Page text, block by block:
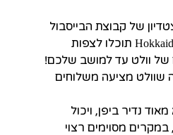
Hokkaido Nippon-Ham Fighters תוכלו לצפות
של וולט עד למושב שלכם!
שוולט מציעה משלוחים
נדיר ביפן, ויכול
מסוימים רצוי